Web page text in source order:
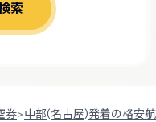
索
券>中部(名古屋)発着の格安